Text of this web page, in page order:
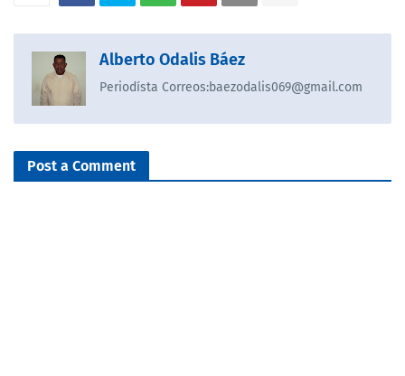
Alberto Odalis Báez
Periodísta Correos:baezodalis069@gmail.com
Post a Comment